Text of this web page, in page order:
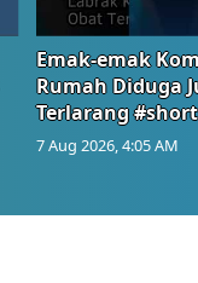
Emak-emak
Rumah Diduga
Terlarang
7 Aug 2026, 4:05 AM